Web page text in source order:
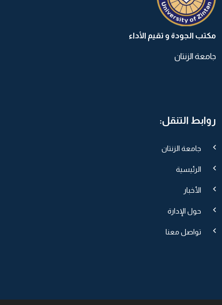
مكتب الجودة و تقيم الأداء
جامعة الزنتان
روابط التنقل:
جامعة الزنتان
الرئيسية
الأخبار
حول الإدارة
تواصل معنا